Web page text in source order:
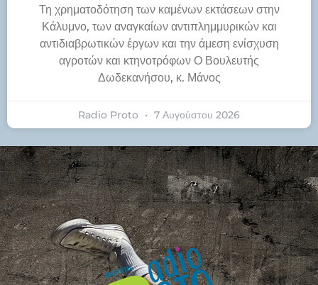
Τη χρηματοδότηση των καμένων εκτάσεων στην
Κάλυμνο, των αναγκαίων αντιπλημμυρικών και
αντιδιαβρωτικών έργων και την άμεση ενίσχυση
αγροτών και κτηνοτρόφων Ο Βουλευτής
Δωδεκανήσου, κ. Μάνος
Radio Proto 7 Αυγούστου 2026